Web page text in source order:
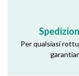
Per qualsiasi